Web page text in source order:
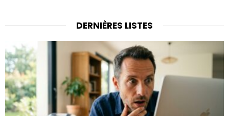
DERNIÈRES LISTES